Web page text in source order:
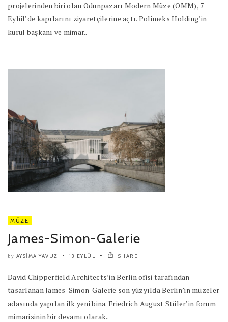
projelerinden biri olan Odunpazarı Modern Müze (OMM), 7
Eylül’de kapılarını ziyaretçilerine açtı. Polimeks Holding’in
kurul başkanı ve mimar..
MÜZE
James-Simon-Galerie
by AYSIMA YAVUZ 13 EYLÜL SHARE
David Chipperfield Architects’in Berlin ofisi tarafından
tasarlanan James-Simon-Galerie son yüzyılda Berlin’in müzeler
adasında yapılan ilk yeni bina. Friedrich August Stüler’in forum
mimarisinin bir devamı olarak..